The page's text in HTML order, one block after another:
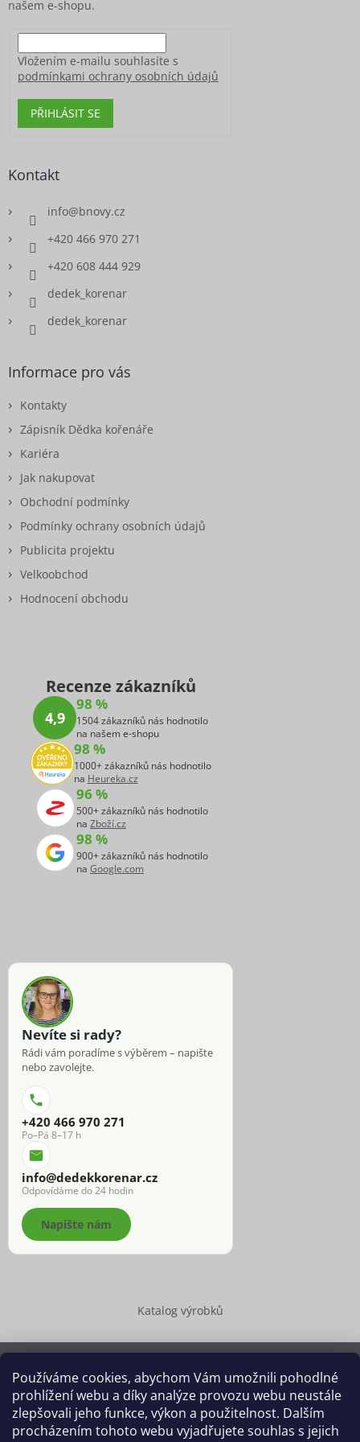
Používáme cookies, abychom Vám umožnili pohodlné
prohlížení webu a díky analýze provozu webu neustále
zlepšovali jeho funkce, výkon a použitelnost. Dalším
procházením tohoto webu vyjadřujete souhlas s jejich
našem e-shopu.
Vložením e-mailu souhlasíte s
podmínkami ochrany osobních údajů
PŘIHLÁSIT SE
Kontakt
info@bnovy.cz
+420 466 970 271
+420 608 444 929
dedek_korenar
dedek_korenar
Informace pro vás
Kontakty
Zápisník Dědka kořenáře
Kariéra
Jak nakupovat
Obchodní podmínky
Podmínky ochrany osobních údajů
Publicita projektu
Velkoobchod
Hodnocení obchodu
Recenze zákazníků
4,9
98 %
1504 zákazníků nás hodnotilo
na našem e-shopu
98 %
1000+ zákazníků nás hodnotilo
na Heureka.cz
96 %
500+ zákazníků nás hodnotilo
na Zboží.cz
98 %
900+ zákazníků nás hodnotilo
na Google.com
Nevíte si rady?
Rádi vám poradíme s výběrem – napište
nebo zavolejte.
+420 466 970 271
Po–Pá 8–17 h
info@dedekkorenar.cz
Odpovídáme do 24 hodin
Napište nám
Katalog výrobků
Copyright 2026 Dědek kořenář®
. Všechna práva vyhrazena.
Upravit nastavení cookies